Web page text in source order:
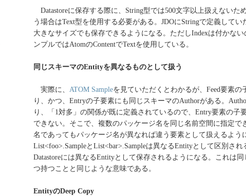
Datastoreに保存する際に、String型では500文字以上扱えないた
う場合はText型を使用する必要がある。JDOにStringで定義して
大きなサイズでも保存できるようになる。ただしIndexは付かな
ンプルではAtomのContentでTextを使用している。
同じスキーマのEntityを異なるものとして扱う
実際に、 ATOM Sampleを見ていただくとわかるが、Feed要素
り、かつ、Entryの子要素にも同じスキーマのAuthorがある。
り、「1対多」の関係が既に定義されているので、Entry要素の子
できない。そこで、複数のパッケージ名を同じ名前空間に指定で
名であってもパッケージ名が異なれば違う要素として扱えるよう
List<foo>.SampleとList<bar>.Sampleは異なるEntityとして区別さ
Datastoreには異なるEntityとして保存されるようになる。これは
つ持つことと同じような意味である。
EntityのDeep Copy